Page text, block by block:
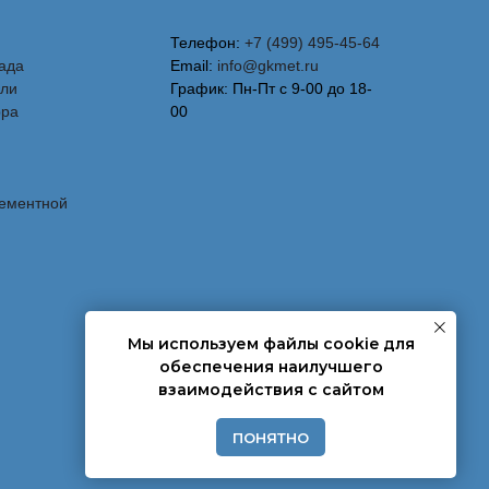
Телефон: +7 (499) 495-45-64
Email: info@gkmet.ru
График: Пн-Пт с 9-00 до 18-
00
Мы используем файлы cookie для
обеспечения наилучшего
взаимодействия с сайтом
ПОНЯТНО